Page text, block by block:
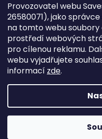
Provozovatel webu
26580071), jako
na tomto webu
prostředí webových
pro cílenou reklamu.
webu vyjadřujete
informací zde.
saveshelp
Informace pro
Obchodní podmínky
Podmínky ochrany
Copyright 2026Saves
Upravit